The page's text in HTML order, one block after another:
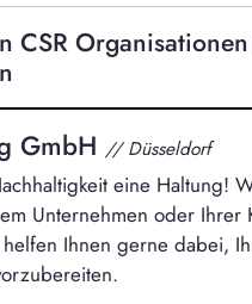
CSR
GmbH // Düsseldorf
eine Haltung!
Unternehmen oder
Ihnen gerne dabei,